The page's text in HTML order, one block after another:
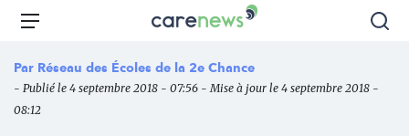
Aller
principal
Carenews,
média
des
Menu
Par Réseau des Écoles de la 2e Chance
- Publié le 4 septembre 2018 - 07:56 - Mise à jour le 4 septembre 2018 -
08:12